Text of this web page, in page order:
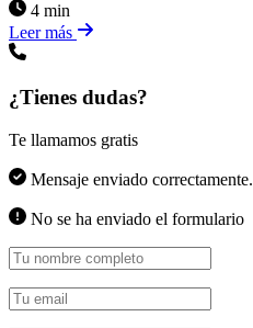
4 min
Leer más
¿Tienes dudas?
Te llamamos gratis
Mensaje enviado correctamente.
No se ha enviado el formulario